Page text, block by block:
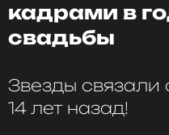
кадрами в
свадьбы
Звезды связали
14 лет назад!